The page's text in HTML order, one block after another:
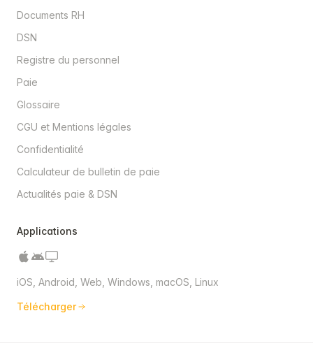
Documents RH
DSN
Registre du personnel
Paie
Glossaire
CGU et Mentions légales
Confidentialité
Calculateur de bulletin de paie
Actualités paie & DSN
Applications
iOS, Android, Web, Windows, macOS, Linux
Télécharger